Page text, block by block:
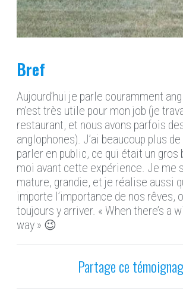
Bref
Aujourd’hui je parle couramment
m’est très utile pour mon job (je
restaurant, et nous avons parfois
anglophones). J’ai beaucoup plus
parler en public, ce qui était un gros
moi avant cette expérience. Je me
mature, grandie, et je réalise aussi
importe l’importance de nos rêves,
toujours y arriver. « When there’s a
way » 😉
Partage ce